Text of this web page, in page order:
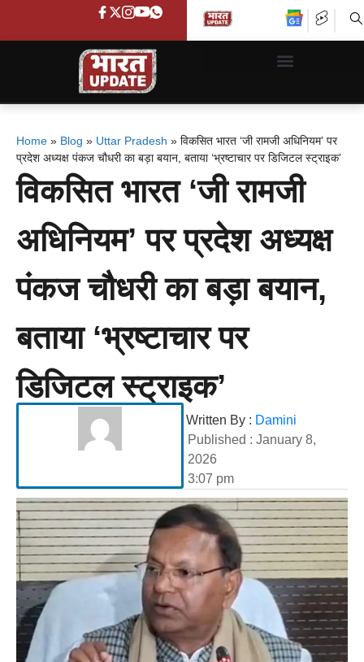
Home » Blog » Uttar Pradesh » विकसित भारत ‘जी रामजी अधिनियम’ पर
प्रदेश अध्यक्ष पंकज चौधरी का बड़ा बयान, बताया ‘भ्रष्टाचार पर डिजिटल स्ट्राइक’
विकसित भारत ‘जी रामजी
अधिनियम’ पर प्रदेश अध्यक्ष
पंकज चौधरी का बड़ा बयान,
बताया ‘भ्रष्टाचार पर
डिजिटल स्ट्राइक’
Written By : Damini
Published : January 8,
2026
3:07 pm